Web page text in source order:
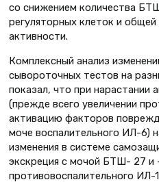
со снижением количества
регуляторных клеток и
активности.
Комплексный анализ
сывороточных тестов на
показал, что при нарастании
(прежде всего увеличении
активацию факторов
моче воспалительного ИЛ-6)
изменения в системе
экскреция с мочой БТШ- 27 и
противовоспалительного